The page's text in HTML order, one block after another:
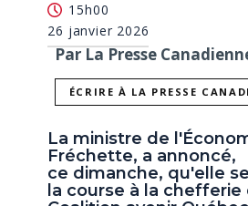
15h00
26 janvier 2026
Par La Presse
ÉCRIRE À LA PRESSE
La ministre de
Fréchette, a annoncé,
ce dimanche, qu'elle
la course à la chefferie